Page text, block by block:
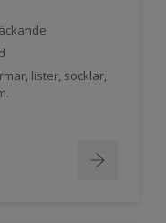
lister, socklar,